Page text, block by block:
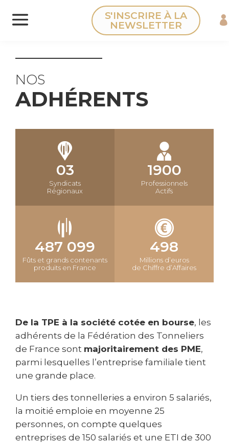
Panneau de gestion des cookies
S'INSCRIRE À LA
NEWSLETTER
NOS
ADHÉRENTS
03
Syndicats
Régionaux
1900
Professionnels
Actifs
487 099
Fûts et grands contenants
produits en France
498
Millions d’euros
de Chiffre d’Affaires
De la TPE à la société cotée en bourse, les
adhérents de la Fédération des Tonneliers
de France sont majoritairement des PME,
parmi lesquelles l’entreprise familiale tient
une grande place.
Un tiers des tonnelleries a environ 5 salariés,
la moitié emploie en moyenne 25
personnes, on compte quelques
entreprises de 150 salariés et une ETI de 300